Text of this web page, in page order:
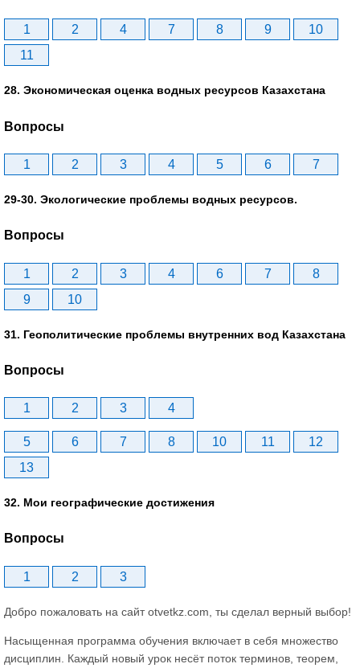
1 2 4 7 8 9
10
11
28. Экономическая оценка водных ресурсов Казахстана
Вопросы
1 2 3 4 5 6 7
29-30. Экологические проблемы водных ресурсов.
Вопросы
1 2 3 4 6 7
8
9
10
31. Геополитические проблемы внутренних вод Казахстана
Вопросы
1 2 3 4
5 6 7 8 10 11
12
13
32. Мои географические достижения
Вопросы
1 2 3
Добро пожаловать на сайт otvetkz.com, ты сделал верный выбор!
Насыщенная программа обучения включает в себя множество
дисциплин. Каждый новый урок несёт поток терминов, теорем,